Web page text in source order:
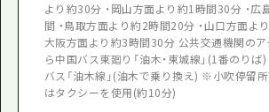
より約30分 ・岡山方面より約1時間30分 ・広
間 ・鳥取方面より約2時間20分 ・山口方面よ
大阪方面より約3時間30分 公共交通機関のア
ら中国バス東廻り「油木・東城線」(1番のりば
バス「油木線」(油木で乗り換え) ※小吹停留
はタクシーを使用(約10分)